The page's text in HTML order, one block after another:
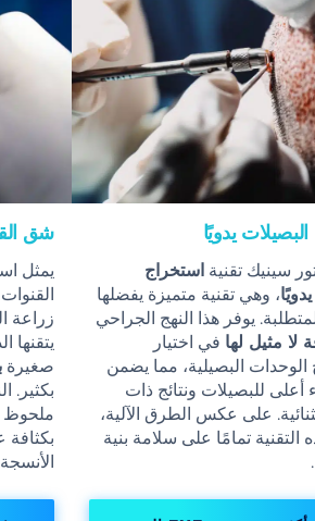
يدويًا
سينيك تقنية استخراج
، وهي تقنية متميزة يفضلها
يوفر هذا النهج الجراحي
لا مثيل لها في اختيار
البصيلية، مما يضمن
أعلى للبصيلات ونتائج ذات
على عكس الطرق الآلية،
التقنية تمامًا على سلامة بنية
شق
يمثل
زراعة
يتقنها
صغيرة
بكثير.
ملحوظ